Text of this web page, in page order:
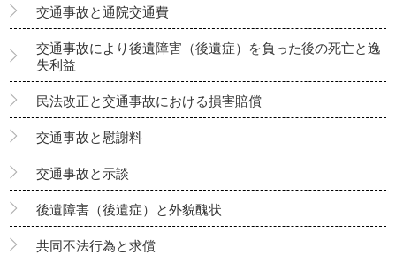
交通事故と通院交通費
交通事故により後遺障害（後遺症）を負った後の死亡と逸
失利益
民法改正と交通事故における損害賠償
交通事故と慰謝料
交通事故と示談
後遺障害（後遺症）と外貌醜状
共同不法行為と求償